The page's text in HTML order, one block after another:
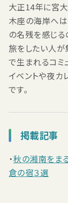
大正14年に宮
木座の海岸へ
の名残を感じる
旅をしたい人が
で生まれるコミ
イベントや夜カ
です。
掲載記事
・秋の湘南をま
倉の宿３選